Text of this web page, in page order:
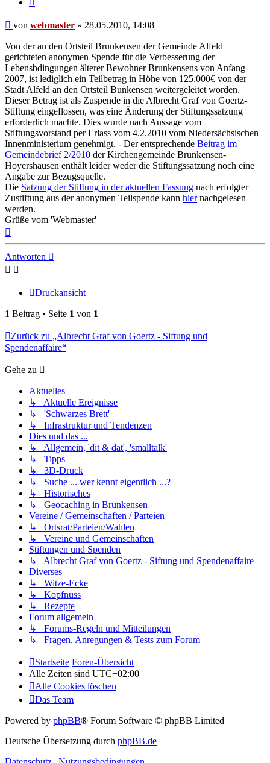
Beitrag
von webmaster » 28.05.2010, 14:08
Von der an den Ortsteil Brunkensen der Gemeinde Alfeld
gerichteten anonymen Spende für die Verbesserung der
Lebensbdingungen älterer Bewohner Brunkensens von Anfang
2007, ist lediglich ein Teilbetrag in Höhe von 125.000€ von der
Stadt Alfeld an den Ortsteil Bunkensen weitergeleitet worden.
Dieser Betrag ist als Zuspende in die Albrecht Graf von Goertz-
Stiftung eingeflossen, was eine Änderung der Stiftungssatzung
erforderlich machte. Dies wurde nach Aussage vom
Stiftungsvorstand per Erlass vom 4.2.2010 vom Niedersächsischen
Innenministerium genehmigt. - Der entsprechende Beitrag im
Gemeindebrief 2/2010 der Kirchengemeinde Brunkensen-
Hoyershausen enthält leider weder die Stiftungssatzung noch eine
Angabe zur Bezugsquelle.
Die Satzung der Stiftung in der aktuellen Fassung nach erfolgter
Zustiftung aus der anonymen Teilspende kann hiernachgelesen
werden.
Grüße vom 'Webmaster'
Antworten
Druckansicht
1 Beitrag • Seite 1 von 1
Zurück zu „Albrecht Graf von Goertz - Siftung und
Spendenaffaire“
Gehe zu
Aktuelles
↳ Aktuelle Ereignisse
↳ 'Schwarzes Brett'
↳ Infrastruktur und Tendenzen
Dies und das ...
↳ Allgemein, 'dit & dat', 'smalltalk'
↳ Tipps
↳ 3D-Druck
↳ Suche ... wer kennt eigentlich ...?
↳ Historisches
↳ Geocaching in Brunkensen
Vereine / Gemeinschaften / Parteien
↳ Ortsrat/Parteien/Wahlen
↳ Vereine und Gemeinschaften
Stiftungen und Spenden
↳ Albrecht Graf von Goertz - Siftung und Spendenaffaire
Diverses
↳ Witze-Ecke
↳ Kopfnuss
↳ Rezepte
Forum allgemein
↳ Forums-Regeln und Mitteilungen
↳ Fragen, Anregungen & Tests zum Forum
Startseite Foren-Übersicht
Alle Zeiten sind UTC+02:00
Alle Cookies löschen
Das Team
Powered by phpBB® Forum Software © phpBB Limited
Deutsche Übersetzung durch phpBB.de